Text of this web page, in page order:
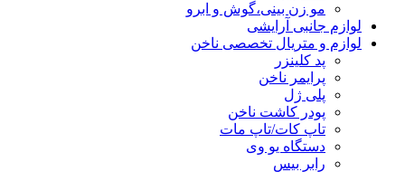
مو زن بینی،گوش و ابرو
لوازم جانبی آرایشی
لوازم و متریال تخصصی ناخن
پد کلینزر
پرایمر ناخن
پلی ژل
پودر کاشت ناخن
تاپ کات/تاپ مات
دستگاه یو وی
رابر بیس